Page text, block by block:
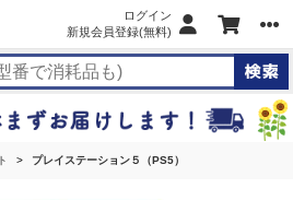
ログイン
新規会員登録(無料)
プレイステーション５（PS5）